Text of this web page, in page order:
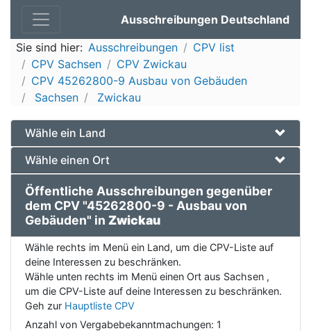
Ausschreibungen Deutschland
Sie sind hier: Ausschreibungen
CPV list
CPV Sachsen
CPV Zwickau
CPV 45262800-9 Ausbau von Gebäuden
Sachsen
Zwickau
Wähle ein Land
Wähle einen Ort
Öffentliche Ausschreibungen gegenüber
dem CPV "45262800-9 - Ausbau von
Gebäuden" in Zwickau
Wähle rechts im Menü ein Land, um die CPV-Liste auf
deine Interessen zu beschränken.
Wähle unten rechts im Menü einen Ort aus Sachsen ,
um die CPV-Liste auf deine Interessen zu beschränken.
Geh zur Hauptliste CPV
Anzahl von Vergabebekanntmachungen: 1